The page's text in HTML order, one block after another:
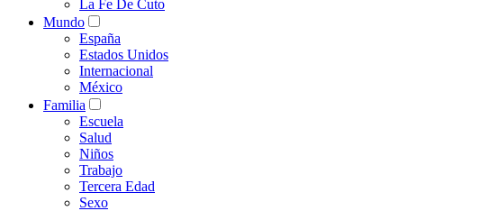
La Fe De Cuto
Mundo
España
Estados Unidos
Internacional
México
Familia
Escuela
Salud
Niños
Trabajo
Tercera Edad
Sexo